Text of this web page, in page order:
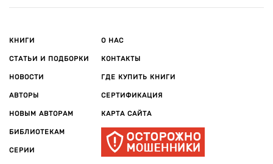
КНИГИ
СТАТЬИ И ПОДБОРКИ
НОВОСТИ
АВТОРЫ
НОВЫМ АВТОРАМ
БИБЛИОТЕКАМ
СЕРИИ
О НАС
КОНТАКТЫ
ГДЕ КУПИТЬ КНИГИ
СЕРТИФИКАЦИЯ
КАРТА САЙТА